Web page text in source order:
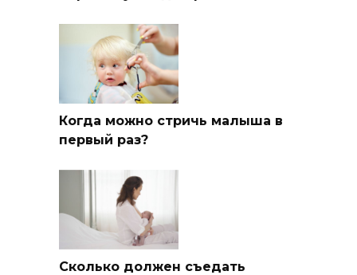
Когда можно стричь малыша в
первый раз?
Сколько должен съедать